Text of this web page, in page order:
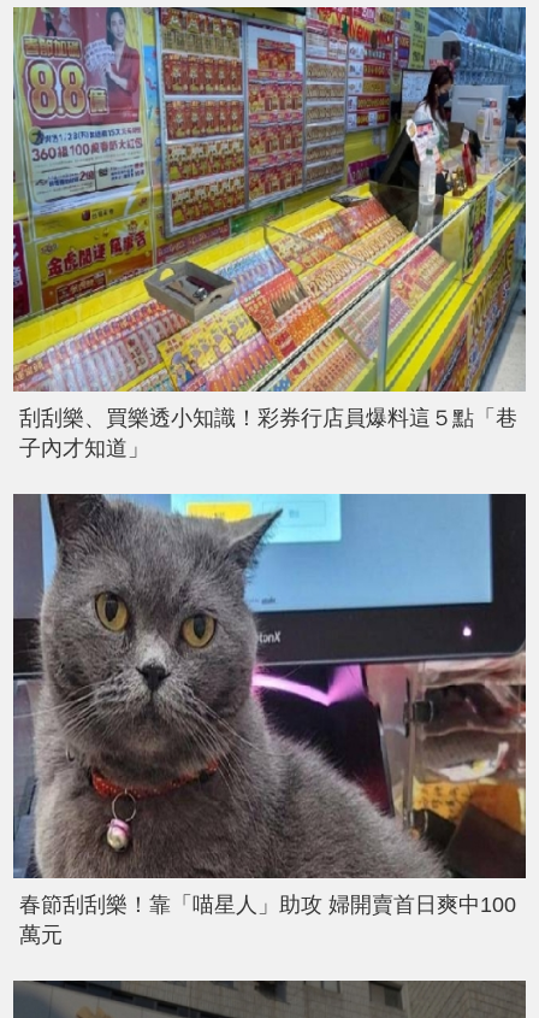
刮刮樂、買樂透小知識！彩券行店員爆料這５點「巷
子內才知道」
春節刮刮樂！靠「喵星人」助攻 婦開賣首日爽中100
萬元